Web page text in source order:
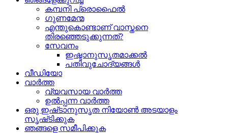
കമ്പനി പ്രൊഫൈൽ
ഗുണമേന്മ
എന്തുകൊണ്ടാണ് വാസ്തനെ
തിരഞ്ഞെടുക്കുന്നത്?
സേവനം
ഇഷ്ടാനുസൃതമാക്കൽ
പതിവുചോദ്യങ്ങൾ
വീഡിയോ
വാർത്ത
വ്യവസായ വാർത്ത
ഉൽപ്പന്ന വാർത്ത
ഒരു ഇഷ്‌ടാനുസൃത നിയോൺ അടയാളം
സൃഷ്‌ടിക്കുക
ഞങ്ങളെ സമീപിക്കുക